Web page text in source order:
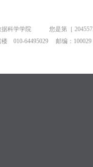
数据科学学院 您是第［
楼 010-64495029 邮编：100029